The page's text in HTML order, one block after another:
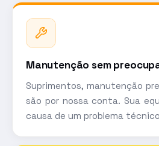
Manutenção sem
Suprimentos, manutenção
são por nossa conta. Sua
causa de um problema